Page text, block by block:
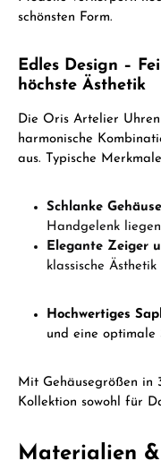
schönsten Form.
Edles Design –
höchste Ästhetik
Die Oris Artelier
harmonische
aus. Typische
Schlanke
Handgelenk liegen
Elegante Zeiger
klassische
Hochwertiges
und eine
Mit Gehäusegrößen in
Kollektion sowohl für
Materialien